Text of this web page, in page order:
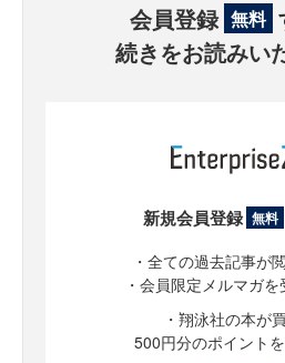
会員登録 無料
続きをお読みい
新規会員登録 無料
・全ての過去記事が
・会員限定メルマガ
・翔泳社の本が
500円分のポイント